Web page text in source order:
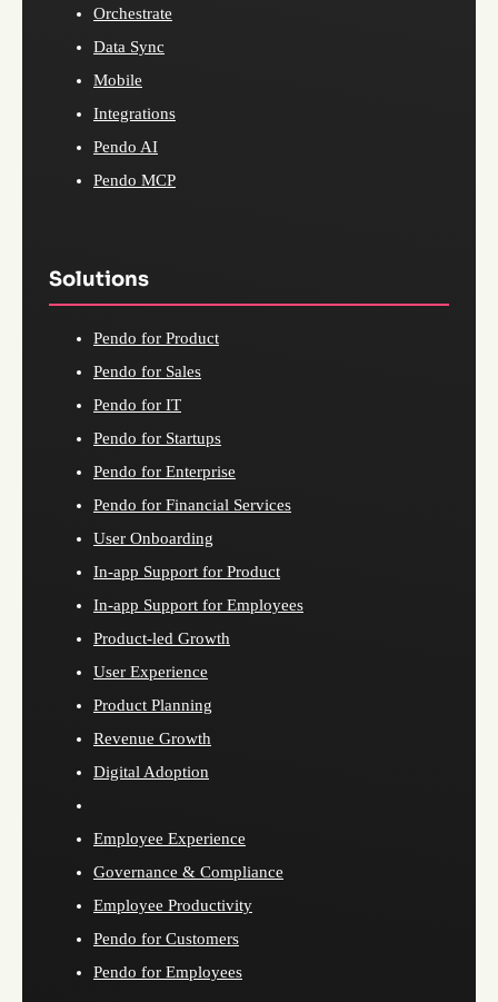
Orchestrate
Data Sync
Mobile
Integrations
Pendo AI
Pendo MCP
Solutions
Pendo for Product
Pendo for Sales
Pendo for IT
Pendo for Startups
Pendo for Enterprise
Pendo for Financial Services
User Onboarding
In-app Support for Product
In-app Support for Employees
Product-led Growth
User Experience
Product Planning
Revenue Growth
Digital Adoption
Employee Experience
Governance & Compliance
Employee Productivity
Pendo for Customers
Pendo for Employees